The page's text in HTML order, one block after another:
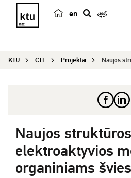
en
e
KTU CTF Projektai Naujos struktūros
Naujos struktūros
elektroaktyvios
organiniams